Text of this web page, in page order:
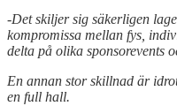
-Det skiljer sig säkerligen
kompromissa mellan fys,
delta på olika sponsorevents
En annan stor skillnad är
en full hall.